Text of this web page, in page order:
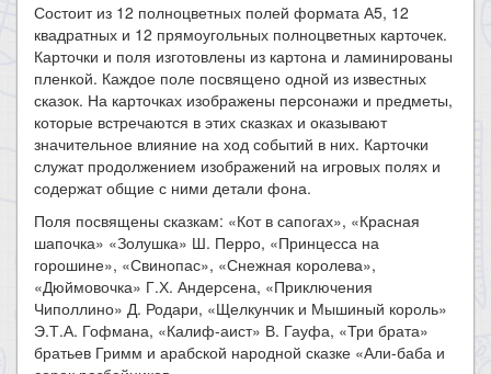
Состоит из 12 полноцветных полей формата А5, 12
квадратных и 12 прямоугольных полноцветных карточек.
Карточки и поля изготовлены из картона и ламинированы
пленкой. Каждое поле посвящено одной из известных
сказок. На карточках изображены персонажи и предметы,
которые встречаются в этих сказках и оказывают
значительное влияние на ход событий в них. Карточки
служат продолжением изображений на игровых полях и
содержат общие с ними детали фона.
Поля посвящены сказкам: «Кот в сапогах», «Красная
шапочка» «Золушка» Ш. Перро, «Принцесса на
горошине», «Свинопас», «Снежная королева»,
«Дюймовочка» Г.Х. Андерсена, «Приключения
Чиполлино» Д. Родари, «Щелкунчик и Мышиный король»
Э.Т.А. Гофмана, «Калиф-аист» В. Гауфа, «Три брата»
братьев Гримм и арабской народной сказке «Али-баба и